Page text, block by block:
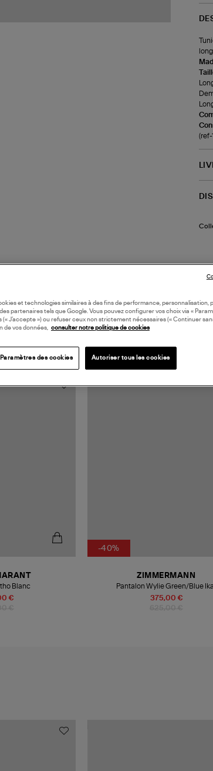
(ref-
€
Blanc
-40%
375,00 €
ZIMMERMANN
Pantalon Wylie Green/Blue
et technologies similaires à des fins de performance, personnalisation,
partenaires tels que Google. Vous pouvez configurer vos choix via «
(« J’accepte ») ou refuser ceux non strictement nécessaires (« Continuer
de vos données, consulter notre politique de cookies
Paramètres des cookies Autoriser tous les cookies